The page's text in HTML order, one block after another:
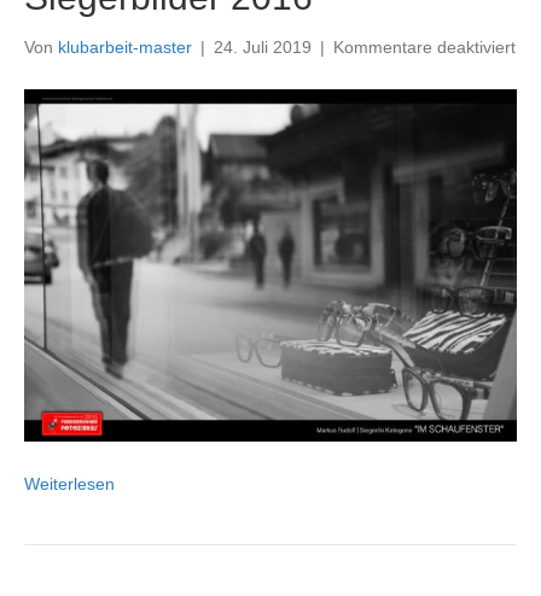
Von klubarbeit-master | 24. Juli 2019 | Kommentare deaktiviertfür
Weiterlesen